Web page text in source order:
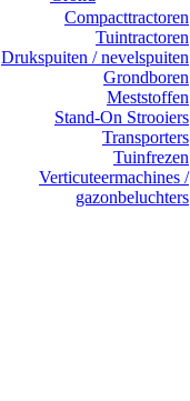
Compacttractoren
Tuintractoren
Drukspuiten / nevelspuiten
Grondboren
Meststoffen
Stand-On Strooiers
Transporters
Tuinfrezen
Verticuteermachines /
gazonbeluchters